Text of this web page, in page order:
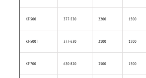
КТ-500 377-530 2200 1500
КТ-500Т 377-530 2100 1500
КТ-700 630-820 3500 1500